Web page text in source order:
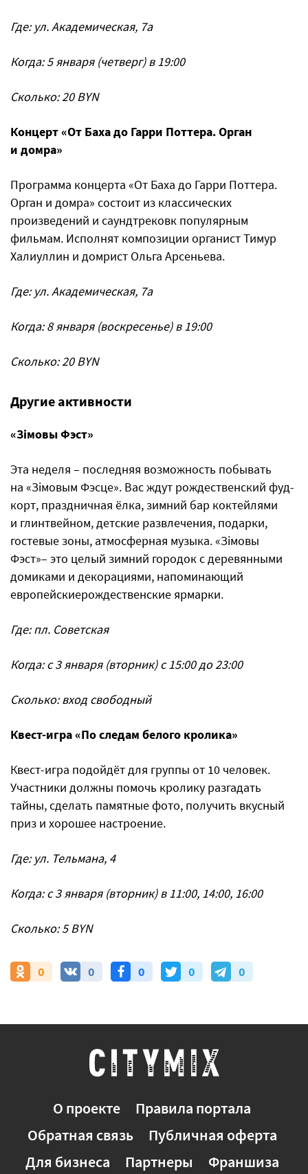
Где: ул. Академическая, 7а
Когда: 5 января (четверг) в 19:00
Сколько: 20 BYN
Концерт «От Баха до Гарри Поттера. Орган
и домра»
Программа концерта «От Баха до Гарри Поттера.
Орган и домра» состоит из классических
произведений и саундтрековк популярным
фильмам. Исполнят композиции органист Тимур
Халиуллин и домрист Ольга Арсеньева.
Где: ул. Академическая, 7а
Когда: 8 января (воскресенье) в 19:00
Сколько: 20 BYN
Другие активности
«Зімовы Фэст»
Эта неделя – последняя возможность побывать
на «Зімовым Фэсце». Вас ждут рождественский фуд-
корт, праздничная ёлка, зимний бар коктейлями
и глинтвейном, детские развлечения, подарки,
гостевые зоны, атмосферная музыка. «Зімовы
Фэст»– это целый зимний городок с деревянными
домиками и декорациями, напоминающий
европейскиерождественские ярмарки.
Где: пл. Советская
Когда: с 3 января (вторник) с 15:00 до 23:00
Сколько: вход свободный
Квест-игра «По следам белого кролика»
Квест-игра подойдёт для группы от 10 человек.
Участники должны помочь кролику разгадать
тайны, сделать памятные фото, получить вкусный
приз и хорошее настроение.
Где: ул. Тельмана, 4
Когда: с 3 января (вторник) в 11:00, 14:00, 16:00
Сколько: 5 BYN
0 0 0 0 0
О проекте
Правила портала
Обратная связь
Публичная оферта
Для бизнеса
Партнеры Франшиза